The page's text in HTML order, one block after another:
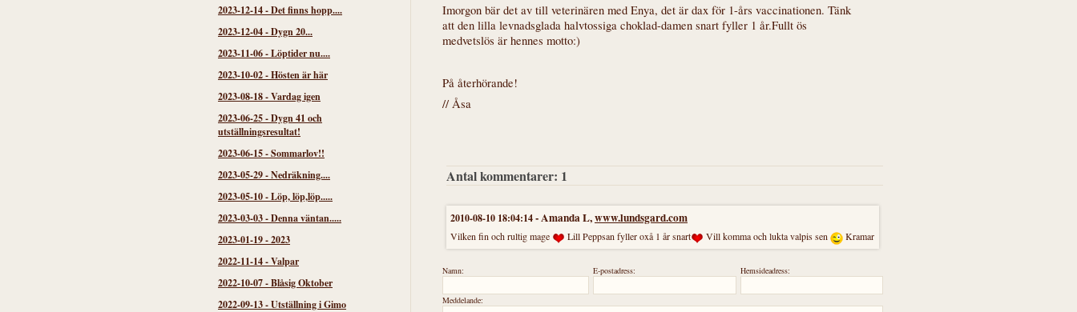
2023-12-14-Det finns hopp....
2023-12-04-Dygn 20...
2023-11-06-Löptider nu....
2023-10-02-Hösten är här
2023-08-18-Vardag igen
2023-06-25-Dygn 41 och
utställningsresultat!
2023-06-15-Sommarlov!!
2023-05-29-Nedräkning....
2023-05-10-Löp, löp,löp.....
2023-03-03-Denna väntan.....
2023-01-19-2023
2022-11-14-Valpar
2022-10-07-Blåsig Oktober
2022-09-13-Utställning i Gimo
Imorgon bär det av till veterinären med Enya, det är dax för 1-års vaccinationen. Tänk
att den lilla levnadsglada halvtossiga choklad-damen snart fyller 1 år.Fullt ös
medvetslös är hennes motto:)
På återhörande!
// Åsa
Antal kommentarer: 1
2010-08-10 18:04:14-Amanda L,www.lundsgard.com
Vilken fin och rultig mage Lill Peppsan fyller oxå 1 år snart Vill komma och lukta valpis sen Kramar
Namn: E-postadress: Hemsideadress:
Meddelande: